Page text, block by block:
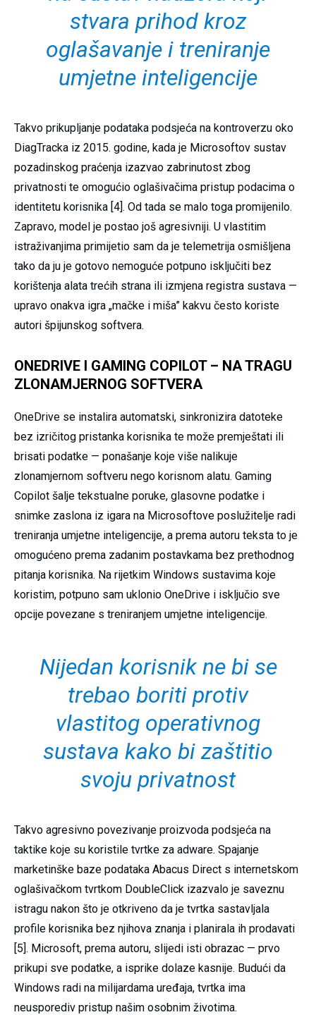
stvara prihod kroz
oglašavanje i treniranje
umjetne inteligencije
Takvo prikupljanje podataka podsjeća na kontroverzu oko
DiagTracka iz 2015. godine, kada je Microsoftov sustav
pozadinskog praćenja izazvao zabrinutost zbog
privatnosti te omogućio oglašivačima pristup podacima o
identitetu korisnika [4]. Od tada se malo toga promijenilo.
Zapravo, model je postao još agresivniji. U vlastitim
istraživanjima primijetio sam da je telemetrija osmišljena
tako da ju je gotovo nemoguće potpuno isključiti bez
korištenja alata trećih strana ili izmjena registra sustava —
upravo onakva igra „mačke i miša” kakvu često koriste
autori špijunskog softvera.
ONEDRIVE I GAMING COPILOT – NA TRAGU
ZLONAMJERNOG SOFTVERA
OneDrive se instalira automatski, sinkronizira datoteke
bez izričitog pristanka korisnika te može premještati ili
brisati podatke — ponašanje koje više nalikuje
zlonamjernom softveru nego korisnom alatu. Gaming
Copilot šalje tekstualne poruke, glasovne podatke i
snimke zaslona iz igara na Microsoftove poslužitelje radi
treniranja umjetne inteligencije, a prema autoru teksta to je
omogućeno prema zadanim postavkama bez prethodnog
pitanja korisnika. Na rijetkim Windows sustavima koje
koristim, potpuno sam uklonio OneDrive i isključio sve
opcije povezane s treniranjem umjetne inteligencije.
Nijedan korisnik ne bi se
trebao boriti protiv
vlastitog operativnog
sustava kako bi zaštitio
svoju privatnost
Takvo agresivno povezivanje proizvoda podsjeća na
taktike koje su koristile tvrtke za adware. Spajanje
marketinške baze podataka Abacus Direct s internetskom
oglašivačkom tvrtkom DoubleClick izazvalo je saveznu
istragu nakon što je otkriveno da je tvrtka sastavljala
profile korisnika bez njihova znanja i planirala ih prodavati
[5]. Microsoft, prema autoru, slijedi isti obrazac — prvo
prikupi sve podatke, a isprike dolaze kasnije. Budući da
Windows radi na milijardama uređaja, tvrtka ima
neusporediv pristup našim osobnim životima.